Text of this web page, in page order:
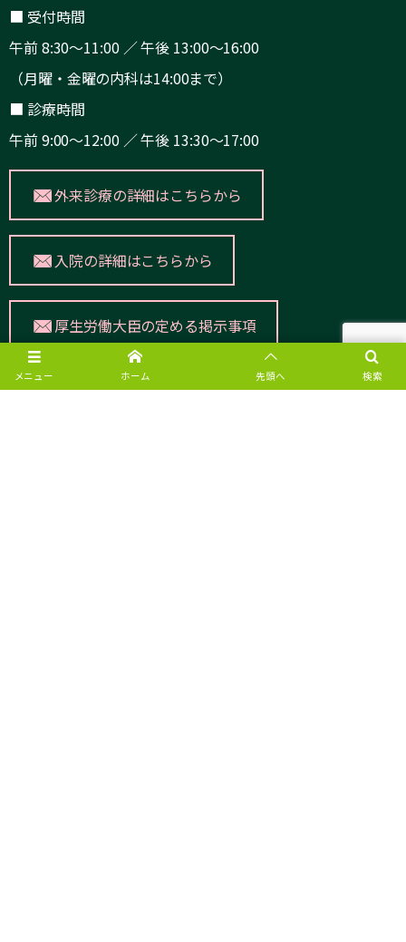
■ 受付時間
午前 8:30～11:00 ／ 午後 13:00～16:00
（月曜・金曜の内科は14:00まで）
■ 診療時間
午前 9:00～12:00 ／ 午後 13:30～17:00
外来診療の詳細はこちらから
入院の詳細はこちらから
厚生労働大臣の定める掲示事項
メニュー 検索
ホーム 先頭へ